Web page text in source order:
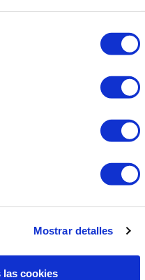
Mostrar detalles
las cookies
dasler@dasler.es